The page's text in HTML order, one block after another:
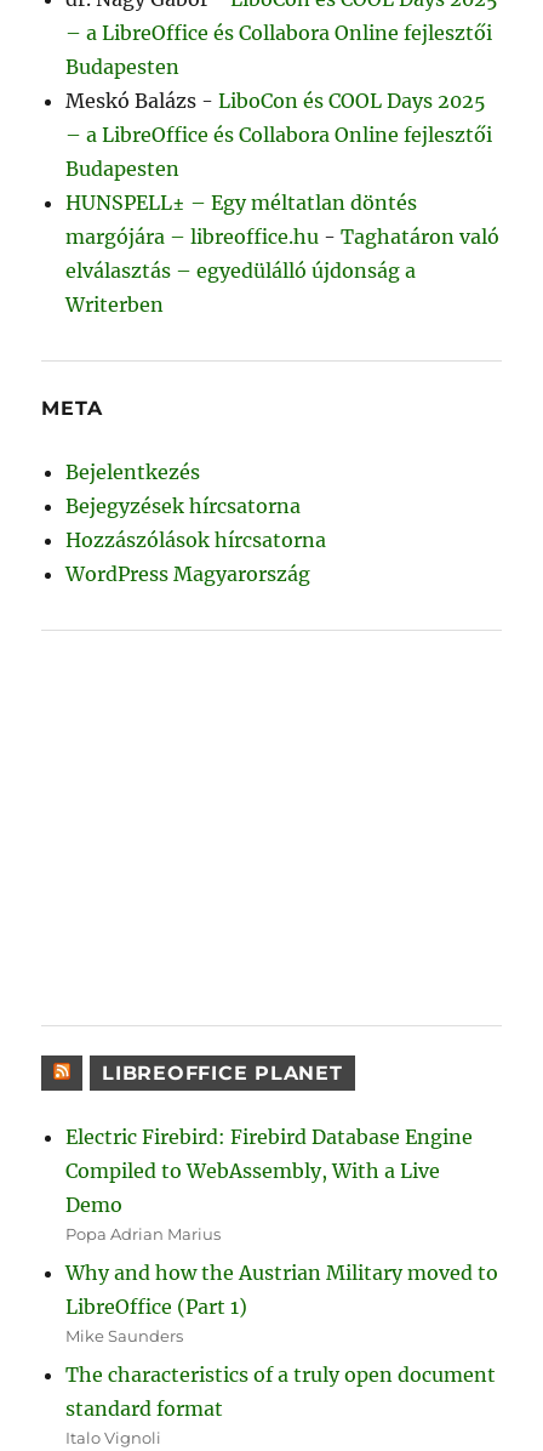
– a LibreOffice és Collabora Online fejlesztői
Budapesten
Meskó Balázs -LiboCon és COOL Days 2025
– a LibreOffice és Collabora Online fejlesztői
Budapesten
HUNSPELL± – Egy méltatlan döntés
margójára – libreoffice.hu -Taghatáron való
elválasztás – egyedülálló újdonság a
Writerben
META
Bejelentkezés
Bejegyzések hírcsatorna
Hozzászólások hírcsatorna
WordPress Magyarország
LIBREOFFICE PLANET
Electric Firebird: Firebird Database Engine
Compiled to WebAssembly, With a Live
Demo
Popa Adrian Marius
Why and how the Austrian Military moved to
LibreOffice (Part 1)
Mike Saunders
The characteristics of a truly open document
standard format
Italo Vignoli